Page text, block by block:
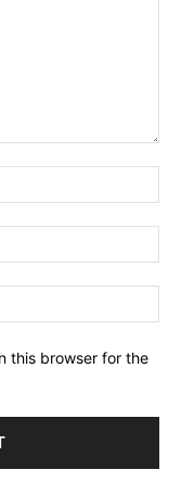
this browser for the